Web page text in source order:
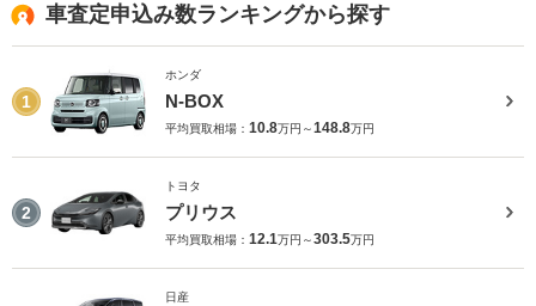
車査定申込み数ランキングから探す
1
ホンダ
N-BOX
平均買取相場： 10.8万円～148.8万円
2
トヨタ
プリウス
平均買取相場： 12.1万円～303.5万円
日産